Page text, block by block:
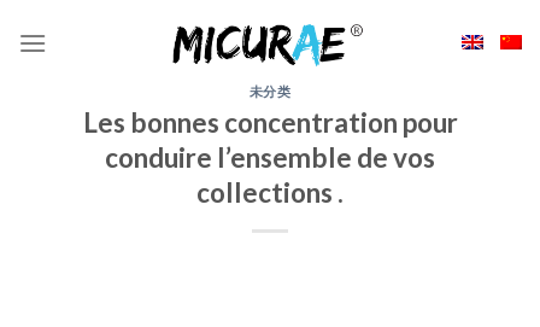
未分类
Les bonnes concentration pour
conduire l’ensemble de vos
collections .